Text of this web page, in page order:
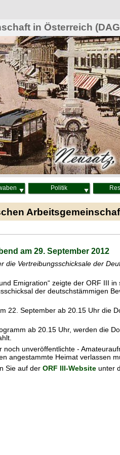
in Österreich
Politik
am 29. September 2012
die Vertreibungsschicksale der
Emigration“ zeigte der ORF III
der deutschstämmigen
22. September ab 20.15 Uhr die
ab 20.15 Uhr, werden die
noch unveröffentlichte -
angestammte Heimat verlassen
Sie auf der ORF III-Website unter